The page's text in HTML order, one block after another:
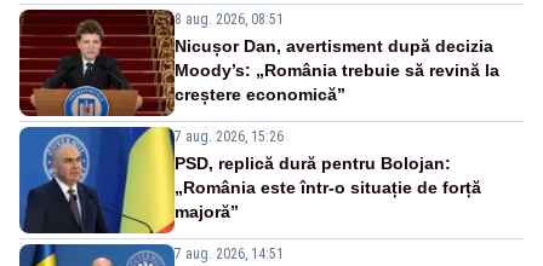
8 aug. 2026, 08:51
Nicușor Dan, avertisment după decizia
Moody’s: „România trebuie să revină la
creștere economică”
7 aug. 2026, 15:26
PSD, replică dură pentru Bolojan:
„România este într-o situație de forță
majoră”
7 aug. 2026, 14:51